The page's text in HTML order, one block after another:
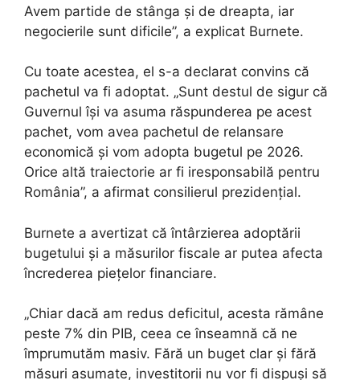
Avem partide de stânga și de dreapta, iar
negocierile sunt dificile”, a explicat Burnete.
Cu toate acestea, el s-a declarat convins că
pachetul va fi adoptat. „Sunt destul de sigur că
Guvernul își va asuma răspunderea pe acest
pachet, vom avea pachetul de relansare
economică și vom adopta bugetul pe 2026.
Orice altă traiectorie ar fi iresponsabilă pentru
România”, a afirmat consilierul prezidențial.
Burnete a avertizat că întârzierea adoptării
bugetului și a măsurilor fiscale ar putea afecta
încrederea piețelor financiare.
„Chiar dacă am redus deficitul, acesta rămâne
peste 7% din PIB, ceea ce înseamnă că ne
împrumutăm masiv. Fără un buget clar și fără
măsuri asumate, investitorii nu vor fi dispuși să